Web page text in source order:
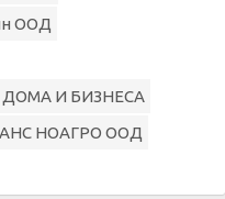
ООД
ДОМА И БИЗНЕСА
НОАГРО ООД